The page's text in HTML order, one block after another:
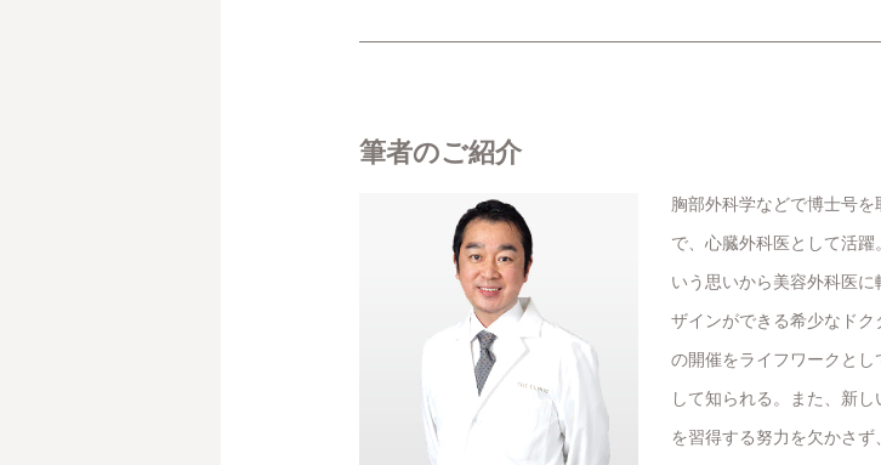
筆者のご紹介
胸部外科学などで博士号
で、心臓外科医として活
いう思いから美容外科医
ザインができる希少なド
の開催をライフワークと
して知られる。また、新
を習得する努力を欠かさ